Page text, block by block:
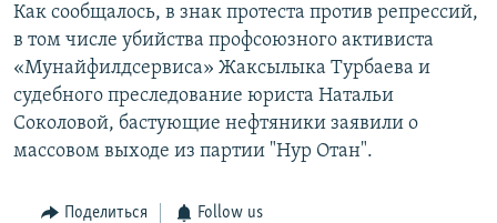
Как сообщалось, в знак протеста против репрессий,
в том числе убийства профсоюзного активиста
«Мунайфилдсервиса» Жаксылыка Турбаева и
судебного преследование юриста Натальи
Соколовой, бастующие нефтяники заявили о
массовом выходе из партии "Нур Отан".
Поделиться Follow us